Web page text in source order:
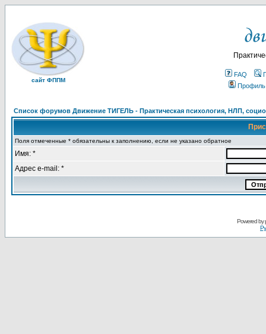
сайт ФППМ
FAQ
Профиль
Список форумов Движение ТИГЕЛЬ - Практическая психология, НЛП,
Поля отмеченные * обязательны к заполнению, если не указано обратное
Имя: *
Адрес e-mail: *
Powered by